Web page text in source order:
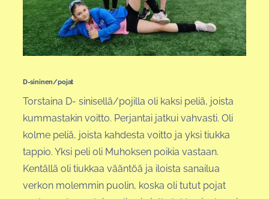
D-sininen/pojat
Torstaina D- sinisellä/pojilla oli kaksi peliä, joista
kummastakin voitto. Perjantai jatkui vahvasti. Oli
kolme peliä, joista kahdesta voitto ja yksi tiukka
tappio. Yksi peli oli Muhoksen poikia vastaan.
Kentällä oli tiukkaa vääntöä ja iloista sanailua
verkon molemmin puolin, koska oli tutut pojat